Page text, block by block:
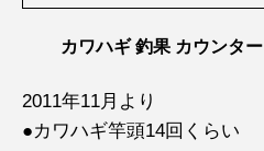
カワハギ 釣果 カウンター
2011年11月より
●カワハギ竿頭14回くらい